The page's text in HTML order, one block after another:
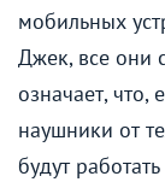
мобильных
Джек, все они
означает, что,
наушники от
будут